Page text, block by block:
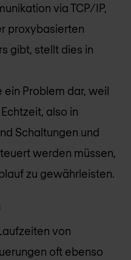
via TCP/IP,
proxybasierten
gibt, stellt dies in
Problem dar, weil
also in
Schaltungen und
werden müssen,
zu gewährleisten.
von
oft ebenso